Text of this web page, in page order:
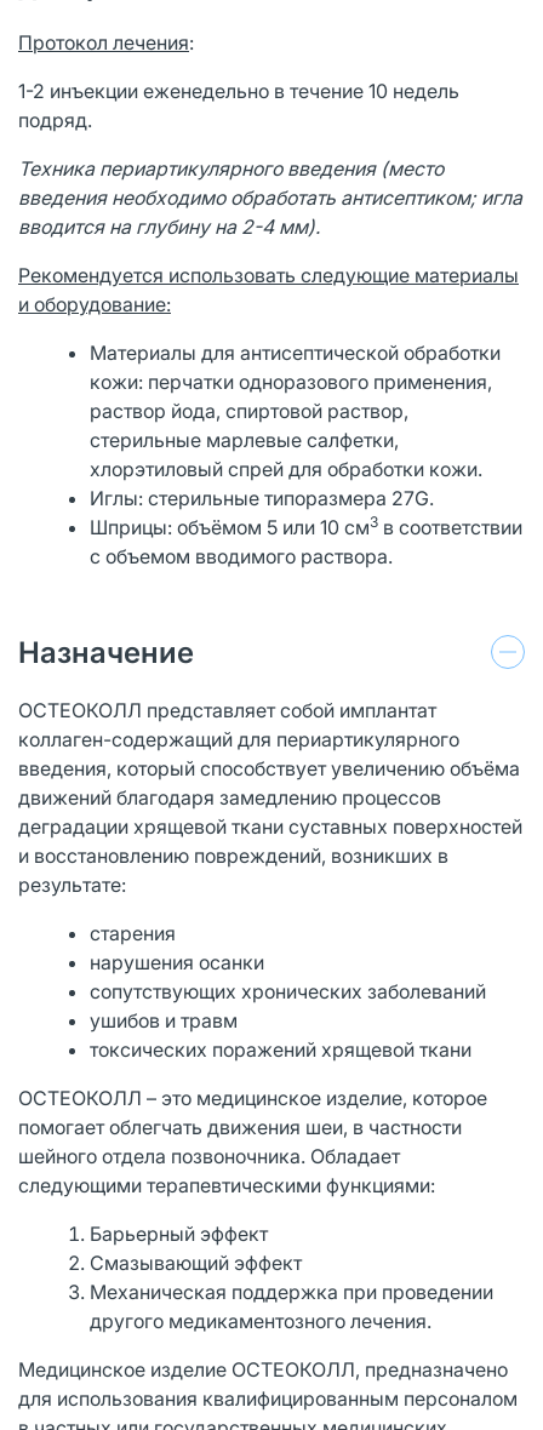
Протокол лечения:
1-2 инъекции еженедельно в течение 10 недель
подряд.
Техника периартикулярного введения (место
введения необходимо обработать антисептиком; игла
вводится на глубину на 2-4 мм).
Рекомендуется использовать следующие материалы
и оборудование:
Материалы для антисептической обработки
кожи: перчатки одноразового применения,
раствор йода, спиртовой раствор,
стерильные марлевые салфетки,
хлорэтиловый спрей для обработки кожи.
Иглы: стерильные типоразмера 27G.
Шприцы: объёмом 5 или 10 см3 в соответствии
с объемом вводимого раствора.
Назначение
ОСТЕОКОЛЛ представляет собой имплантат
коллаген-содержащий для периартикулярного
введения, который способствует увеличению объёма
движений благодаря замедлению процессов
деградации хрящевой ткани суставных поверхностей
и восстановлению повреждений, возникших в
результате:
старения
нарушения осанки
сопутствующих хронических заболеваний
ушибов и травм
токсических поражений хрящевой ткани
ОСТЕОКОЛЛ – это медицинское изделие, которое
помогает облегчать движения шеи, в частности
шейного отдела позвоночника. Обладает
следующими терапевтическими функциями:
Барьерный эффект
Смазывающий эффект
Механическая поддержка при проведении
другого медикаментозного лечения.
Медицинское изделие ОСТЕОКОЛЛ, предназначено
для использования квалифицированным персоналом